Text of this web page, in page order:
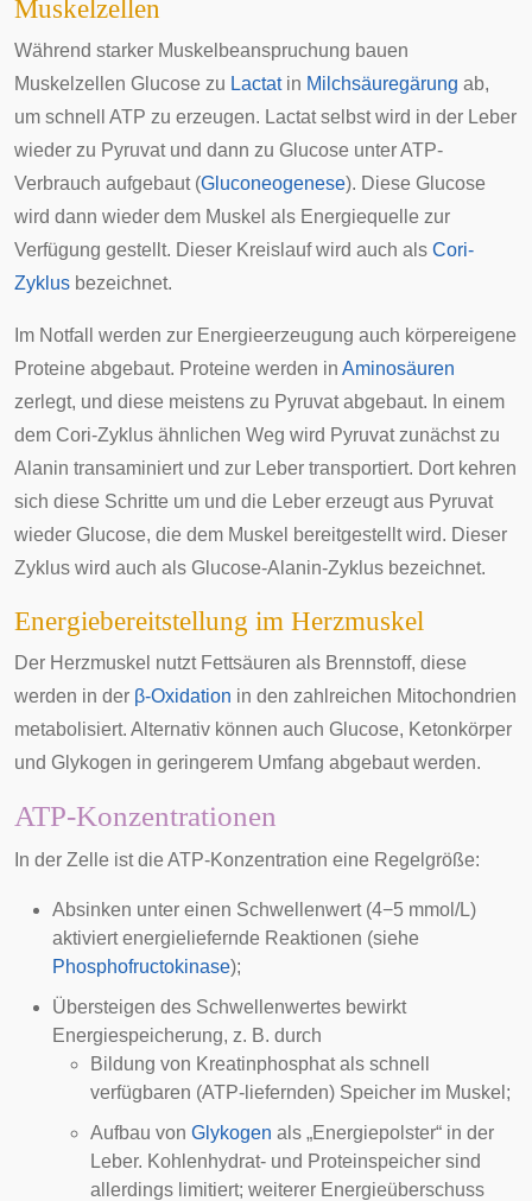
Muskelzellen
Während starker Muskelbeanspruchung bauen
Muskelzellen Glucose zu Lactatin Milchsäuregärung ab,
um schnell ATP zu erzeugen. Lactat selbst wird in der Leber
wieder zu Pyruvat und dann zu Glucose unter ATP-
Verbrauch aufgebaut (Gluconeogenese). Diese Glucose
wird dann wieder dem Muskel als Energiequelle zur
Verfügung gestellt. Dieser Kreislauf wird auch als Cori-
Zyklus bezeichnet.
Im Notfall werden zur Energieerzeugung auch körpereigene
Proteine abgebaut. Proteine werden in Aminosäuren
zerlegt, und diese meistens zu Pyruvat abgebaut. In einem
dem Cori-Zyklus ähnlichen Weg wird Pyruvat zunächst zu
Alanin transaminiert und zur Leber transportiert. Dort kehren
sich diese Schritte um und die Leber erzeugt aus Pyruvat
wieder Glucose, die dem Muskel bereitgestellt wird. Dieser
Zyklus wird auch als Glucose-Alanin-Zyklus bezeichnet.
Energiebereitstellung im Herzmuskel
Der Herzmuskel nutzt Fettsäuren als Brennstoff, diese
werden in der β-Oxidation in den zahlreichen Mitochondrien
metabolisiert. Alternativ können auch Glucose, Ketonkörper
und Glykogen in geringerem Umfang abgebaut werden.
ATP-Konzentrationen
In der Zelle ist die ATP-Konzentration eine Regelgröße:
Absinken unter einen Schwellenwert (4−5 mmol/L)
aktiviert energieliefernde Reaktionen (siehe
Phosphofructokinase);
Übersteigen des Schwellenwertes bewirkt
Energiespeicherung, z. B. durch
Bildung von Kreatinphosphat als schnell
verfügbaren (ATP-liefernden) Speicher im Muskel;
Aufbau von Glykogen als „Energiepolster“ in der
Leber. Kohlenhydrat- und Proteinspeicher sind
allerdings limitiert; weiterer Energieüberschuss